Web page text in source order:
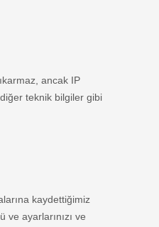
ancak IP
teknik bilgiler gibi
kaydettiğimiz
ayarlarınızı ve